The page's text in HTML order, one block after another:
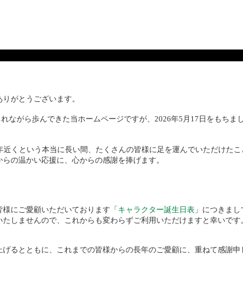
がとうございます。
ながら歩んできた当ホームページですが、2026年5月17日をもちま
くという本当に長い間、たくさんの皆様に足を運んでいただけた
の温かい応援に、心からの感謝を捧げます。
にご愛顧いただいております「 キャラクター誕生日表 」につきま
しませんので、これからも変わらずご利用いただけますと幸いです
るとともに、これまでの皆様からの長年のご愛顧に、重ねて感謝